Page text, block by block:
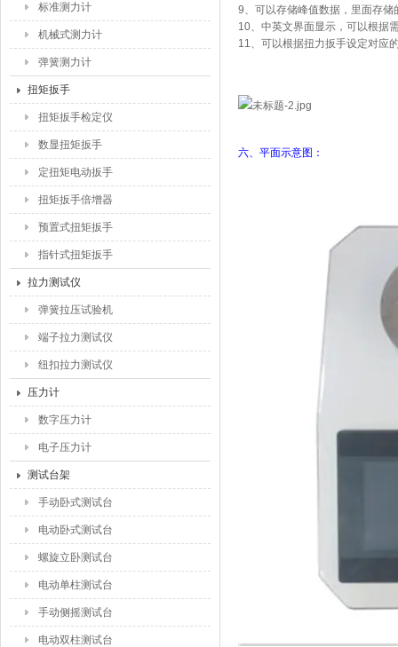
标准测力计
机械式测力计
弹簧测力计
扭矩扳手
扭矩扳手检定仪
数显扭矩扳手
定扭矩电动扳手
扭矩扳手倍增器
预置式扭矩扳手
指针式扭矩扳手
拉力测试仪
弹簧拉压试验机
端子拉力测试仪
纽扣拉力测试仪
压力计
数字压力计
电子压力计
测试台架
手动卧式测试台
电动卧式测试台
螺旋立卧测试台
电动单柱测试台
手动侧摇测试台
电动双柱测试台
9、可以存储峰值数据，里面存
10、中英文界面显示，可以根据
11、可以根据扭力扳手设定对应
六、平面示意图：